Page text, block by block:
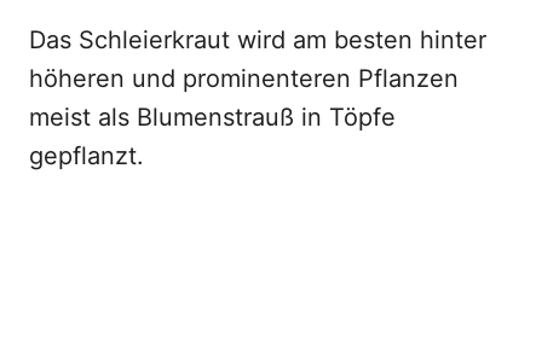
Das Schleierkraut wird am besten hinter
höheren und prominenteren Pflanzen
meist als Blumenstrauß in Töpfe
gepflanzt.